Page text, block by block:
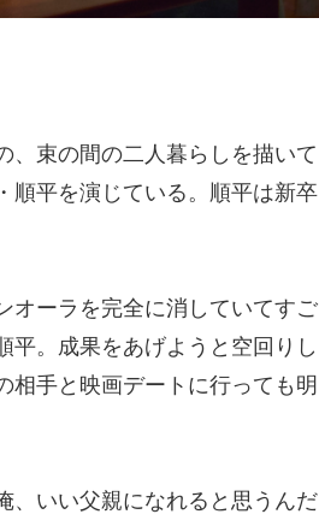
、束の間の二人暮らしを描いて
順平を演じている。順平は新卒
オーラを完全に消していてすご
平。成果をあげようと空回りし
相手と映画デートに行っても明
、いい父親になれると思うんだ